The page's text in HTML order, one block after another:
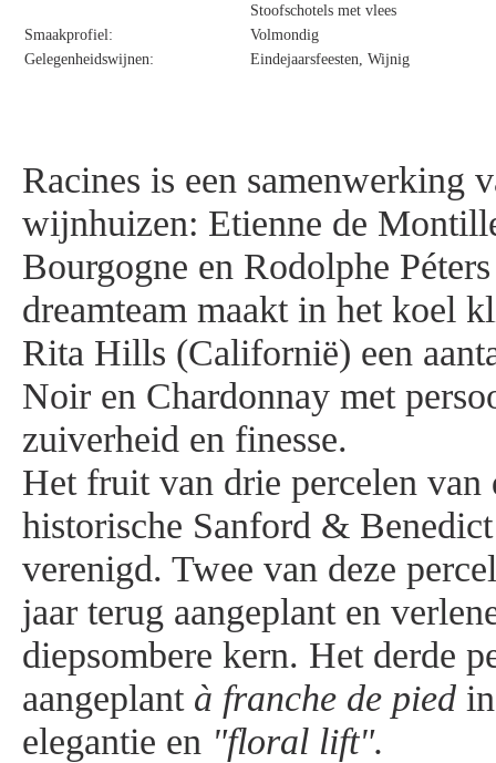
Stoofschotels met vlees
Smaakprofiel:
Volmondig
Gelegenheidswijnen:
Eindejaarsfeesten, Wijnig
Racines is een samenwerking
wijnhuizen: Etienne de
Bourgogne en Rodolphe
dreamteam maakt in het koel
Rita Hills (Californië) een
Noir en Chardonnay met
zuiverheid en finesse.
Het fruit van drie percelen van
historische Sanford &
verenigd. Twee van deze
jaar terug aangeplant en
diepsombere kern. Het derde
aangeplant à franche de pied
elegantie en "floral lift".